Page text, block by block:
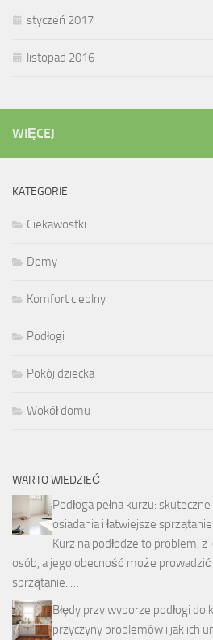
styczeń 2017
listopad 2016
WIĘCEJ
KATEGORIE
Ciekawostki
Domy
Komfort cieplny
Podłogi
Pokój dziecka
Wokół domu
WARTO WIEDZIEĆ
Podłoga pełna kurzu:
osiadania i łatwiejsze sprzątanie
Kurz na podłodze to problem,
osób, a jego obecność może
sprzątanie. …
Błędy przy wyborze podłogi do
przyczyny problemów i jak ich